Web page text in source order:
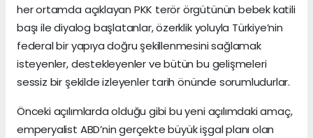
her ortamda açıklayan PKK terör örgütünün bebek katili
başı ile diyalog başlatanlar, özerklik yoluyla Türkiye’nin
federal bir yapıya doğru şekillenmesini sağlamak
isteyenler, destekleyenler ve bütün bu gelişmeleri
sessiz bir şekilde izleyenler tarih önünde sorumludurlar.
Önceki açılımlarda olduğu gibi bu yeni açılımdaki amaç,
emperyalist ABD’nin gerçekte büyük işgal planı olan